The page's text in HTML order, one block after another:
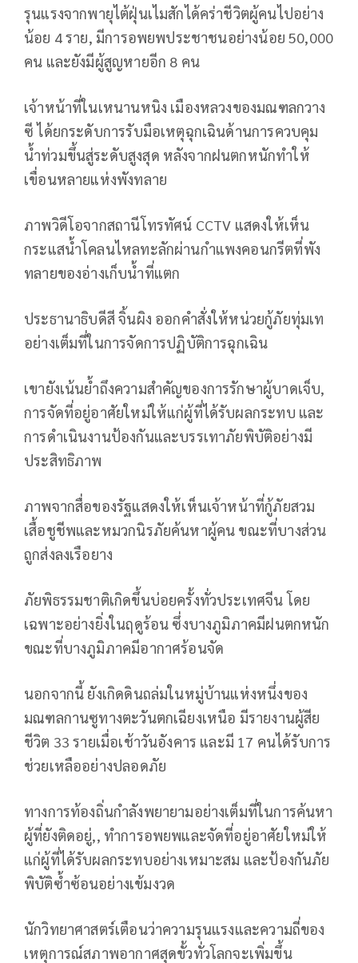
รุนแรงจากพายุไต้ฝุ่นเไมสักได้คร่าชีวิตผู้คนไปอย่าง
น้อย 4 ราย, มีการอพยพประชาชนอย่างน้อย 50,000
คน และยังมีผู้สูญหายอีก 8 คน
เจ้าหน้าที่ในเหนานหนิง เมืองหลวงของมณฑลกวาง
ซี ได้ยกระดับการรับมือเหตุฉุกเฉินด้านการควบคุม
น้ำท่วมขึ้นสู่ระดับสูงสุด หลังจากฝนตกหนักทำให้
เขื่อนหลายแห่งพังทลาย
ภาพวิดีโอจากสถานีโทรทัศน์ CCTV แสดงให้เห็น
กระแสน้ำโคลนไหลทะลักผ่านกำแพงคอนกรีตที่พัง
ทลายของอ่างเก็บน้ำที่แตก
ประธานาธิบดีสี จิ้นผิง ออกคำสั่งให้หน่วยกู้ภัยทุ่มเท
อย่างเต็มที่ในการจัดการปฏิบัติการฉุกเฉิน
เขายังเน้นย้ำถึงความสำคัญของการรักษาผู้บาดเจ็บ,
การจัดที่อยู่อาศัยใหม่ให้แก่ผู้ที่ได้รับผลกระทบ และ
การดำเนินงานป้องกันและบรรเทาภัยพิบัติอย่างมี
ประสิทธิภาพ
ภาพจากสื่อของรัฐแสดงให้เห็นเจ้าหน้าที่กู้ภัยสวม
เสื้อชูชีพและหมวกนิรภัยค้นหาผู้คน ขณะที่บางส่วน
ถูกส่งลงเรือยาง
ภัยพิธรรมชาติเกิดขึ้นบ่อยครั้งทั่วประเทศจีน โดย
เฉพาะอย่างยิ่งในฤดูร้อน ซึ่งบางภูมิภาคมีฝนตกหนัก
ขณะที่บางภูมิภาคมีอากาศร้อนจัด
นอกจากนี้ ยังเกิดดินถล่มในหมู่บ้านแห่งหนึ่งของ
มณฑลกานซูทางตะวันตกเฉียงเหนือ มีรายงานผู้สีย
ชีวิต 33 รายเมื่อเช้าวันอังคาร และมี 17 คนได้รับการ
ช่วยเหลืออย่างปลอดภัย
ทางการท้องถิ่นกำลังพยายามอย่างเต็มที่ในการค้นหา
ผู้ที่ยังติดอยู่,, ทำการอพยพและจัดที่อยู่อาศัยใหม่ให้
แก่ผู้ที่ได้รับผลกระทบอย่างเหมาะสม และป้องกันภัย
พิบัติซ้ำซ้อนอย่างเข้มงวด
นักวิทยาศาสตร์เตือนว่าความรุนแรงและความถี่ของ
เหตุการณ์สภาพอากาศสุดขั้วทั่วโลกจะเพิ่มขึ้น